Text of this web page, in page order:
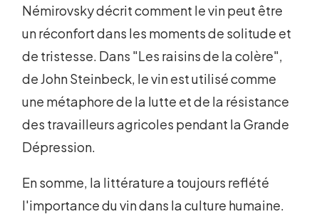
Némirovsky décrit comment le vin peut être
un réconfort dans les moments de solitude et
de tristesse. Dans "Les raisins de la colère",
de John Steinbeck, le vin est utilisé comme
une métaphore de la lutte et de la résistance
des travailleurs agricoles pendant la Grande
Dépression.
En somme, la littérature a toujours reflété
l'importance du vin dans la culture humaine.